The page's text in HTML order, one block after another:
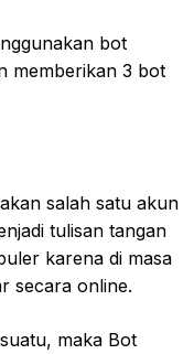
bot
memberikan 3 bot
salah satu akun
tulisan tangan
karena di masa
secara online.
maka Bot